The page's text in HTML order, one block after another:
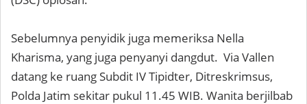
Sebelumnya penyidik juga memeriksa Nella
Kharisma, yang juga penyanyi dangdut. Via Vallen
datang ke ruang Subdit IV Tipidter, Ditreskrimsus,
Polda Jatim sekitar pukul 11.45 WIB. Wanita berjilbab